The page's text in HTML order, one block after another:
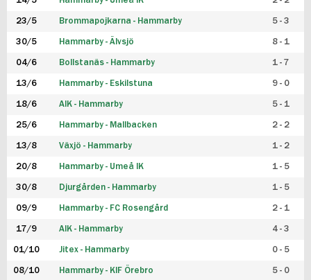
23/5 Brommapojkarna - Hammarby 5 - 3
30/5 Hammarby - Älvsjö 8 - 1
04/6 Bollstanäs - Hammarby 1 - 7
13/6 Hammarby - Eskilstuna 9 - 0
18/6 AIK - Hammarby 5 - 1
25/6 Hammarby - Mallbacken 2 - 2
13/8 Växjö - Hammarby 1 - 2
20/8 Hammarby - Umeå IK 1 - 5
30/8 Djurgården - Hammarby 1 - 5
09/9 Hammarby - FC Rosengård 2 - 1
17/9 AIK - Hammarby 4 - 3
01/10 Jitex - Hammarby 0 - 5
08/10 Hammarby - KIF Örebro 5 - 0